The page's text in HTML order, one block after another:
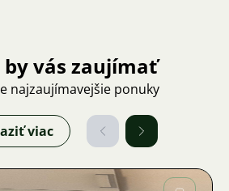
vás zaujímať
najzaujímavejšie ponuky
viac